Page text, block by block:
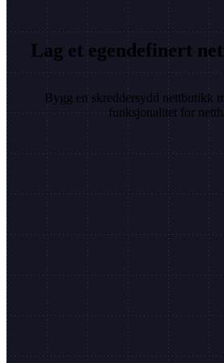
Lag et egendefinert
Bygg en skreddersydd nettbutikk
funksjonalitet for